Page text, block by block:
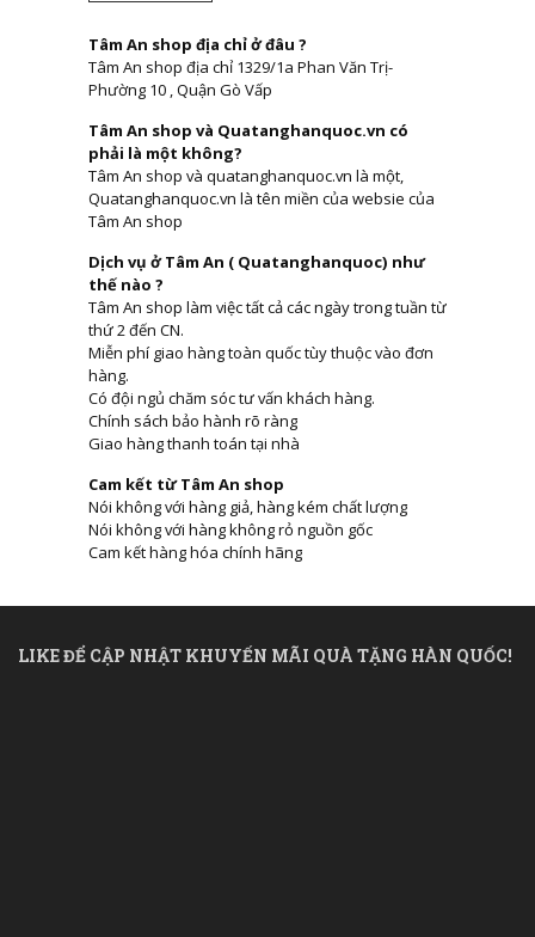
Tâm An shop địa chỉ ở đâu ?
Tâm An shop địa chỉ 1329/1a Phan Văn Trị-
Phường 10 , Quận Gò Vấp
Tâm An shop và Quatanghanquoc.vn có
phải là một không?
Tâm An shop và quatanghanquoc.vn là một,
Quatanghanquoc.vn là tên miền của websie của
Tâm An shop
Dịch vụ ở Tâm An ( Quatanghanquoc) như
thế nào ?
Tâm An shop làm việc tất cả các ngày trong tuần từ
thứ 2 đến CN.
Miễn phí giao hàng toàn quốc tùy thuộc vào đơn
hàng.
Có đội ngủ chăm sóc tư vấn khách hàng.
Chính sách bảo hành rõ ràng
Giao hàng thanh toán tại nhà
Cam kết từ Tâm An shop
Nói không với hàng giả, hàng kém chất lượng
Nói không với hàng không rỏ nguồn gốc
Cam kết hàng hóa chính hãng
LIKE ĐỂ CẬP NHẬT KHUYẾN MÃI QUÀ TẶNG HÀN QUỐC!